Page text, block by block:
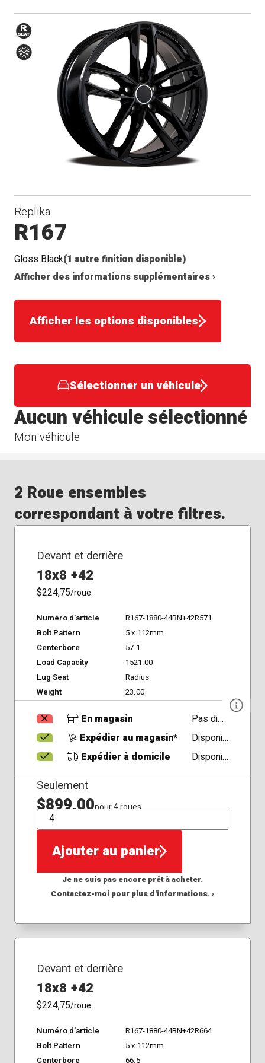
Replika
R167
Gloss Black(1 autre finition disponible)
Afficher des informations supplémentaires ›
Afficher les options disponibles
Sélectionner un véhicule
Mon véhicule
Aucun véhicule sélectionné
2 Roue ensembles
correspondant à votre filtres.
Devant et derrière
18x8 +42
$224,75/roue
Numéro d'article
R167-1880-44BN+42R571
Bolt Pattern
5 x 112mm
Centerbore
57.1
Load Capacity
1521.00
Lug Seat
Radius
Weight
23.00
En magasin
Pas disponible
Expédier au magasin*
Disponible
Expédier à domicile
Disponible
Seulement
$899,00pour 4 roues
QTÉ
Ajouter au panier
Je ne suis pas encore prêt à acheter.
Contactez-moi pour plus d'informations. ›
Devant et derrière
18x8 +42
$224,75/roue
Numéro d'article
R167-1880-44BN+42R664
Bolt Pattern
5 x 112mm